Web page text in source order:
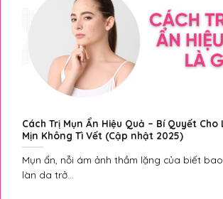
Cách Trị Mụn Ẩn Hiệu Quả – Bí Quyết Cho
Mịn Không Tì Vết (Cập nhật 2025)
Mụn ẩn, nỗi ám ảnh thầm lặng của biết
làn da trở...